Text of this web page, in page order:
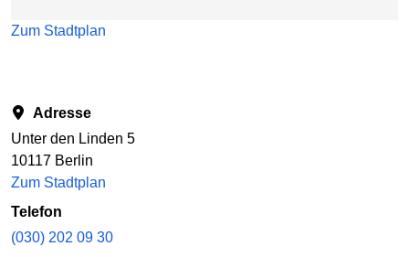
Zum Stadtplan
Adresse
Unter den Linden 5
10117 Berlin
Zum Stadtplan
Telefon
(030) 202 09 30